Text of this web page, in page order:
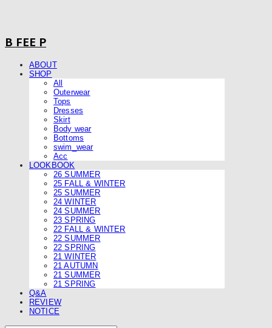
B FEE P
ABOUT
SHOP
All
Outerwear
Tops
Dresses
Skirt
Body wear
Bottoms
swim_wear
Acc
LOOKBOOK
26 SUMMER
25 FALL & WINTER
25 SUMMER
24 WINTER
24 SUMMER
23 SPRING
22 FALL & WINTER
22 SUMMER
22 SPRING
21 WINTER
21 AUTUMN
21 SUMMER
21 SPRING
Q&A
REVIEW
NOTICE